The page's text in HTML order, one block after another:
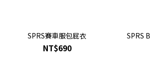
SPRS賽車服包屁衣
NT$690